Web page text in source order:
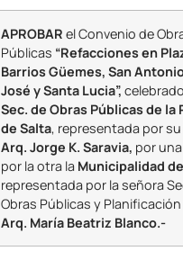
APROBAR el Convenio de
Públicas “Refacciones en
Barrios Güemes, San
José y Santa Lucia”,
Sec. de Obras Públicas de la
de Salta, representada por
Arq. Jorge K. Saravia, por
por la otra la Municipalidad
representada por la señora
Obras Públicas y
Arq. María Beatriz Blanco.-